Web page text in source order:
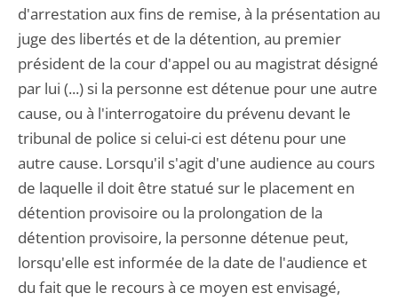
d'arrestation aux fins de remise, à la présentation au
juge des libertés et de la détention, au premier
président de la cour d'appel ou au magistrat désigné
par lui (...) si la personne est détenue pour une autre
cause, ou à l'interrogatoire du prévenu devant le
tribunal de police si celui-ci est détenu pour une
autre cause. Lorsqu'il s'agit d'une audience au cours
de laquelle il doit être statué sur le placement en
détention provisoire ou la prolongation de la
détention provisoire, la personne détenue peut,
lorsqu'elle est informée de la date de l'audience et
du fait que le recours à ce moyen est envisagé,